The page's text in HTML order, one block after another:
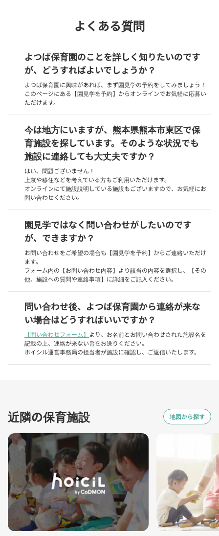
よくある質問
よつば保育園のことを詳しく知りたいのです
が、どうすればよいでしょうか？
よつば保育園に興味があれば、まず園見学の予約をしてみましょう！
このページにある【園見学を予約】からオンラインでお気軽に応募い
ただけます。
今は地方にいますが、熊本県熊本市東区で保
育施設を探しています。そのような状況でも
施設に連絡しても大丈夫ですか？
はい、問題ございません！
上京や移住などを考えている方もご利用いただけます。
オンラインにて施設説明している施設もございますので、お気軽にお
問い合わせください。
園見学ではなく問い合わせがしたいのです
が、できますか？
お問い合わせをご希望の場合も【園見学を予約】からご連絡いただけ
ます。
フォーム内の【お問い合わせ内容】より該当の内容を選択し、【その
他、施設への質問や連絡事項】に詳細をご記入ください。
問い合わせ後、よつば保育園から連絡が来な
い場合はどうすればいいですか？
【問い合わせフォーム】 より、お名前とお問い合わせされた施設名を
記載の上、連絡が来ない旨をお送りください。
ホイシル運営事務局の担当者が施設に確認し、ご返信いたします。
近隣の保育施設 地図から探す